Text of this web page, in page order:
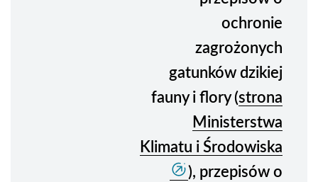
ochronie
zagrożonych
gatunków dzikiej
fauny i flory (strona
Ministerstwa
Klimatu i Środowiska
), przepisów o